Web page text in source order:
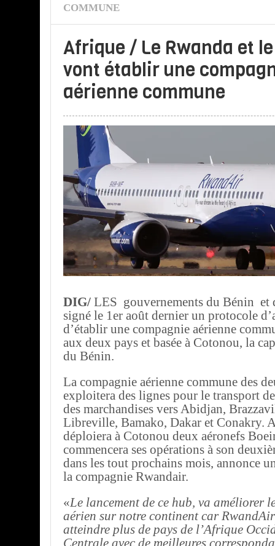
COMMUNE
Afrique / Le Rwanda et
vont établir une
aérienne commune
DIG/ LES gouvernements du Bénin et
signé le 1er août dernier un protocole
d’établir une compagnie aérienne
aux deux pays et basée à Cotonou, la
du Bénin.
La compagnie aérienne commune des
exploitera des lignes pour le transport
des marchandises vers Abidjan,
Libreville, Bamako, Dakar et Conakry.
déploiera à Cotonou deux aéronefs
commencera ses opérations à son
dans les tout prochains mois, annonce
la compagnie Rwandair.
«Le lancement de ce hub, va améliorer
aérien sur notre continent car
atteindre plus de pays de l’Afrique
Centrale avec de meilleures